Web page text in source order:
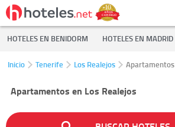
HOTELES EN BENIDORM HOTELES EN MADRID
Inicio Tenerife Los Realejos Apartamentos
Apartamentos en Los Realejos